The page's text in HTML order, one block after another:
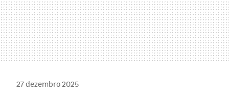
27 dezembro 2025